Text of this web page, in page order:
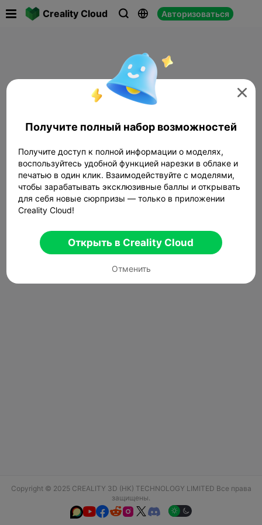
Creality Cloud   Авторизоваться
Copyright © 2025 CREALITY 3D (HK) TECHNOLOGY LIMITED Все права
защищены.
  

Получите полный набор возможностей
Получите доступ к полной информации о моделях,
воспользуйтесь удобной функцией нарезки в облаке и
печатью в один клик. Взаимодействуйте с моделями,
чтобы зарабатывать эксклюзивные баллы и открывать
для себя новые сюрпризы — только в приложении
Creality Cloud!
Открыть в Creality Cloud
Отменить